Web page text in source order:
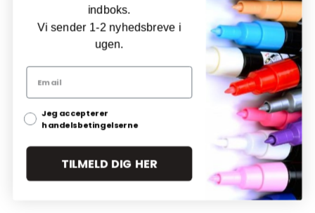
POSCA PC-8K 8 mm
indboks.
Vi sender 1-2 nyhedsbreve i
ugen.
Jeg accepterer
handelsbetingelserne
TILMELD DIG HER